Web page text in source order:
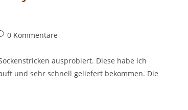
0 Kommentare
ausprobiert. Diese habe ich
und sehr schnell geliefert bekommen. Die